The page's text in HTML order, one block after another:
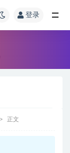
登录
正文